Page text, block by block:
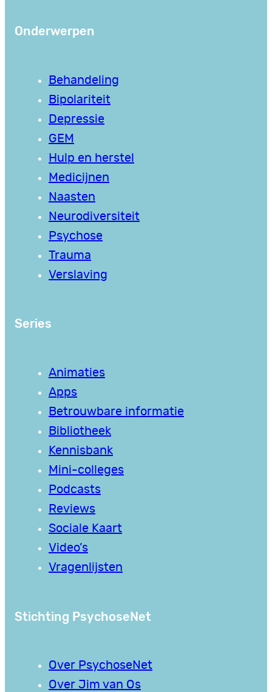
Onderwerpen
Behandeling
Bipolariteit
Depressie
GEM
Hulp en herstel
Medicijnen
Naasten
Neurodiversiteit
Psychose
Trauma
Verslaving
Series
Animaties
Apps
Betrouwbare informatie
Bibliotheek
Kennisbank
Mini-colleges
Podcasts
Reviews
Sociale Kaart
Video’s
Vragenlijsten
Stichting PsychoseNet
Over PsychoseNet
Over Jim van Os